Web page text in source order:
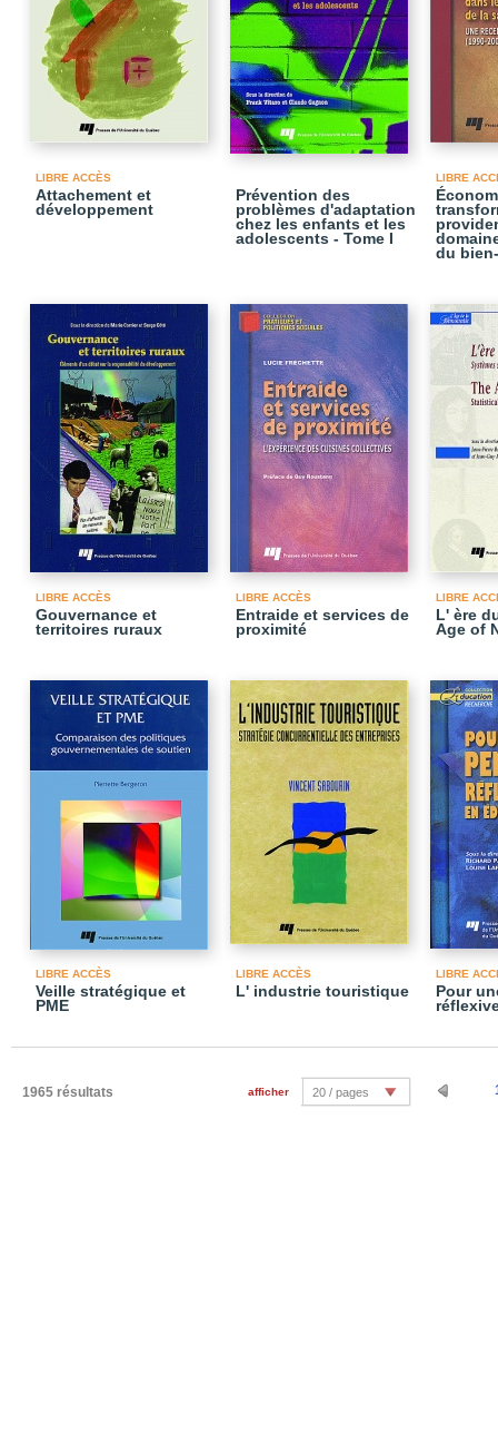
LIBRE ACCÈS
Attachement et
développement
Prévention des
problèmes d'adaptation
chez les enfants et les
adolescents - Tome I
LIBRE
du
LIBRE ACCÈS
Gouvernance et
territoires ruraux
LIBRE ACCÈS
Entraide et services de
proximité
LIBRE
L' ère
Age of
LIBRE ACCÈS
Veille stratégique et
PME
LIBRE ACCÈS
L' industrie touristique
LIBRE
Pour
1965 résultats afficher 20 / pages